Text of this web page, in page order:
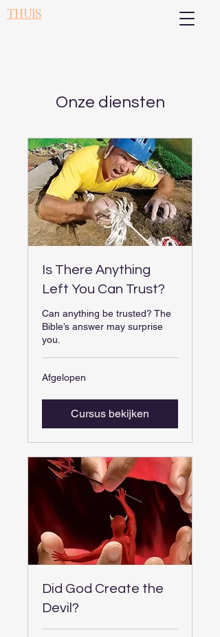
THUIS
Onze diensten
Is There Anything
Left You Can Trust?
Can anything be trusted? The
Bible’s answer may surprise
you.
Afgelopen
Cursus bekijken
Did God Create the
Devil?